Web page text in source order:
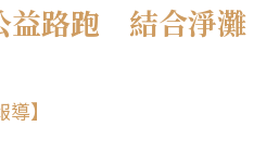
益路跑 結合淨灘
】